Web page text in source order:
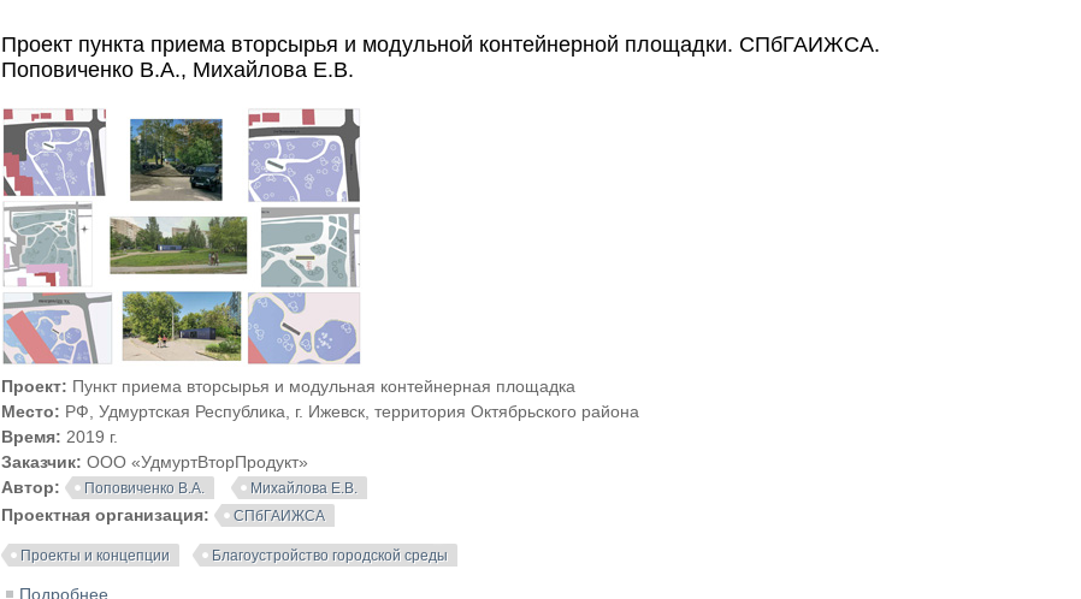
Проект пункта приема вторсырья и модульной контейнерной площадки. СПбГАИЖСА.
Поповиченко В.А., Михайлова Е.В.
Проект: Пункт приема вторсырья и модульная контейнерная площадка
Место: РФ, Удмуртская Республика, г. Ижевск, территория Октябрьского района
Время: 2019 г.
Заказчик:ООО «УдмуртВторПродукт»
Автор:
Поповиченко В.А. Михайлова Е.В.
Проектная организация: СПбГАИЖСА
Проекты и концепции Благоустройство городской среды
Подробнее